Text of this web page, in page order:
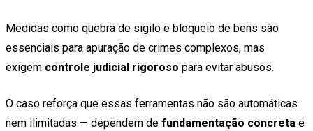
Medidas como quebra de sigilo e bloqueio de bens são
essenciais para apuração de crimes complexos, mas
exigem controle judicial rigoroso para evitar abusos.
O caso reforça que essas ferramentas não são automáticas
nem ilimitadas — dependem de fundamentação concreta e